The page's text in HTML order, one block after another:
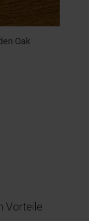
Oak
Vorteile